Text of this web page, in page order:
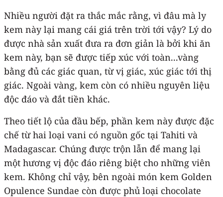
Nhiều người đặt ra thắc mắc rằng, vì đâu mà ly
kem này lại mang cái giá trên trời tới vậy? Lý do
được nhà sản xuất đưa ra đơn giản là bởi khi ăn
kem này, bạn sẽ được tiếp xúc với toàn...vàng
bằng đủ các giác quan, từ vị giác, xúc giác tới thị
giác. Ngoài vàng, kem còn có nhiều nguyên liệu
độc đáo và đắt tiền khác.
Theo tiết lộ của đầu bếp, phần kem này được đặc
chế từ hai loại vani có nguồn gốc tại Tahiti và
Madagascar. Chúng được trộn lẫn để mang lại
một hương vị độc đáo riêng biệt cho những viên
kem. Không chỉ vậy, bên ngoài món kem Golden
Opulence Sundae còn được phủ loại chocolate